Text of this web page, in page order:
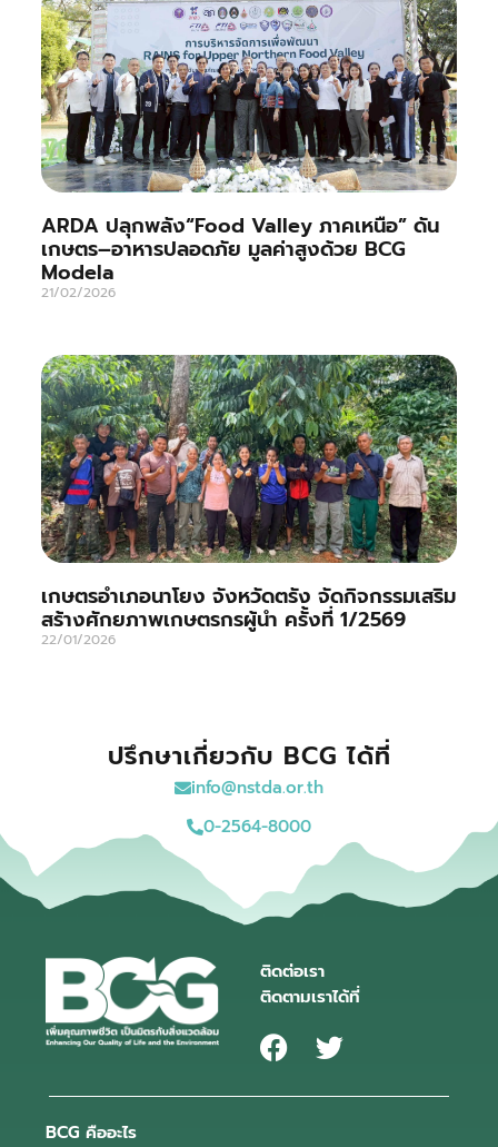
ARDA ปลุกพลัง“Food Valley ภาคเหนือ” ดัน
เกษตร–อาหารปลอดภัย มูลค่าสูงด้วย BCG
Modela
21/02/2026
เกษตรอำเภอนาโยง จังหวัดตรัง จัดกิจกรรมเสริม
สร้างศักยภาพเกษตรกรผู้นำ ครั้งที่ 1/2569
22/01/2026
ปรึกษาเกี่ยวกับ BCG ได้ที่
info@nstda.or.th
0-2564-8000
ติดต่อเรา
ติดตามเราได้ที่
BCG คืออะไร